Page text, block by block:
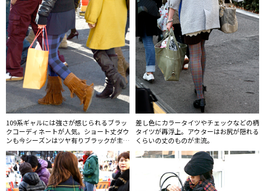
109系ギャルには強さが感じられるブラッ
クコーディネートが人気。ショート丈ダウ
ンも今シーズンはツヤ有りブラックが主
流。
差し色にカラータイツやチェックなどの柄
タイツが再浮上。アウターはお尻が隠れる
くらいの丈のものが主流。